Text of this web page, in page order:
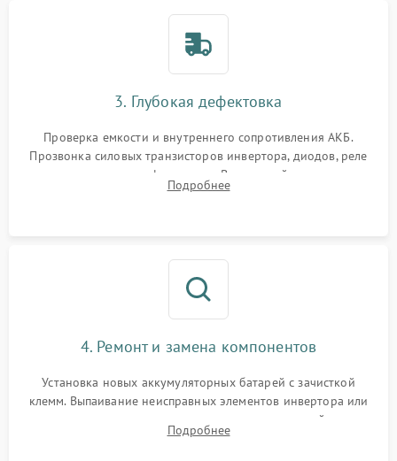
3. Глубокая дефектовка
Проверка емкости и внутреннего сопротивления АКБ.
Прозвонка силовых транзисторов инвертора, диодов, реле
переключения и трансформатора. Визуальный поиск вздутых
конденсаторов и прогаров на печатной плате.
Подробнее
4. Ремонт и замена компонентов
Установка новых аккумуляторных батарей с зачисткой
клемм. Выпаивание неисправных элементов инвертора или
цепи зарядки и монтаж новых радиодеталей.
Восстановление поврежденных токоведущих дорожек и
Подробнее